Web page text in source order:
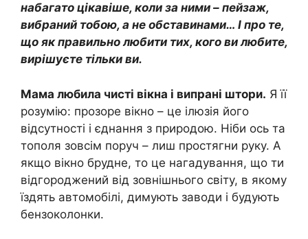
набагато цікавіше, коли за ними – пейзаж,
вибраний тобою, а не обставинами… І про те,
що як правильно любити тих, кого ви любите,
вирішуєте тільки ви.
Мама любила чисті вікна і випрані штори. Я її
розумію: прозоре вікно – це ілюзія його
відсутності і єднання з природою. Ніби ось та
тополя зовсім поруч – лиш простягни руку. А
якщо вікно брудне, то це нагадування, що ти
відгороджений від зовнішнього світу, в якому
їздять автомобілі, димують заводи і будують
бензоколонки.